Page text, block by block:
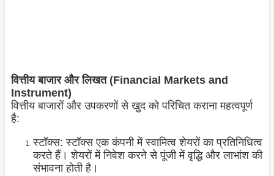
वित्तीय बाजार और लिखत (Financial Markets and
Instrument)
वित्तीय बाजारों और उपकरणों से खुद को परिचित कराना महत्वपूर्ण
है:
स्टॉक्स: स्टॉक्स एक कंपनी में स्वामित्व शेयरों का प्रतिनिधित्व
करते हैं। शेयरों में निवेश करने से पूंजी में वृद्धि और लाभांश की
संभावना होती है।